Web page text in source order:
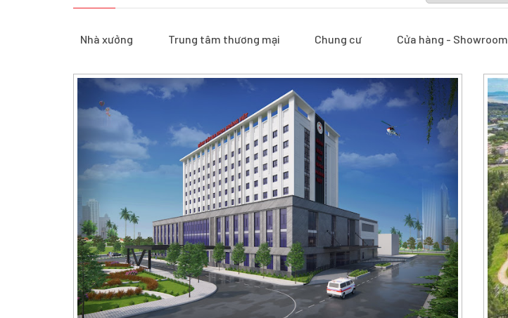
Nhà xưởng Trung tâm thương mại Chung cư Cửa hàng - Showroom